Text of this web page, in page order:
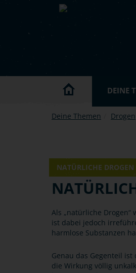
Skip to main content
DEINE
Deine Themen Drogen
NATÜRLICHE DROGEN
© Canva
Als „natürliche
ist dabei jedoch
harmlose Substanzen
Genau das Gegenteil
die Wirkung völlig